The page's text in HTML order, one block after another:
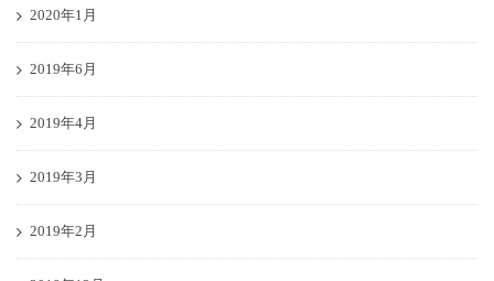
2020年1月
2019年6月
2019年4月
2019年3月
2019年2月